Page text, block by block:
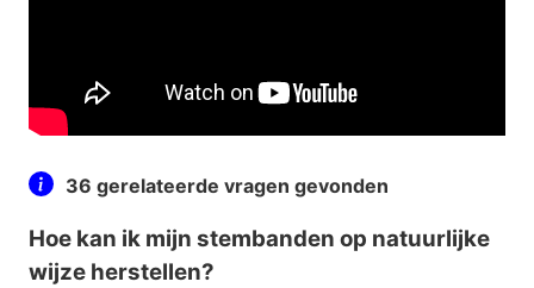
36 gerelateerde vragen gevonden
Hoe kan ik mijn stembanden op natuurlijke
wijze herstellen?